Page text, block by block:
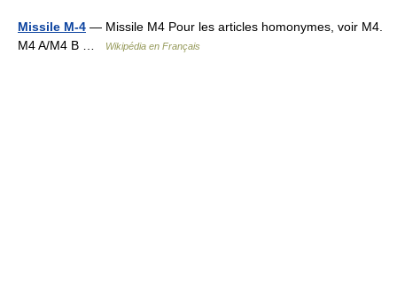
Missile M-4 — Missile M4 Pour les articles homonymes, voir M4.
M4 A/M4 B …
Wikipédia en Français